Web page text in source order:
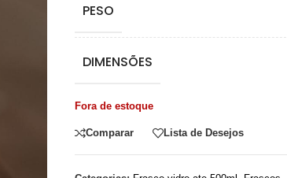
PESO
DIMENSÕES
Fora de estoque
Comparar Lista de Desejos